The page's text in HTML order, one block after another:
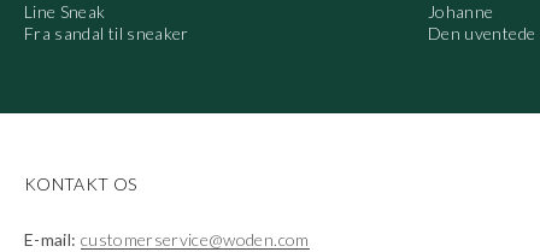
Line Sneak
Fra sandal til sneaker
Johanne
Den
KONTAKT OS
E-mail: customerservice@woden.com